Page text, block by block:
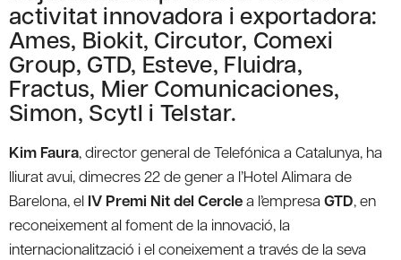
activitat innovadora i exportadora:
Ames, Biokit, Circutor, Comexi
Group, GTD, Esteve, Fluidra,
Fractus, Mier Comunicaciones,
Simon, Scytl i Telstar.
Kim Faura, director general de Telefónica a Catalunya, ha
lliurat avui, dimecres 22 de gener a l’Hotel Alimara de
Barelona, el IV Premi Nit del Cerclea l’empresa GTD, en
reconeixement al foment de la innovació, la
internacionalització i el coneixement a través de la seva